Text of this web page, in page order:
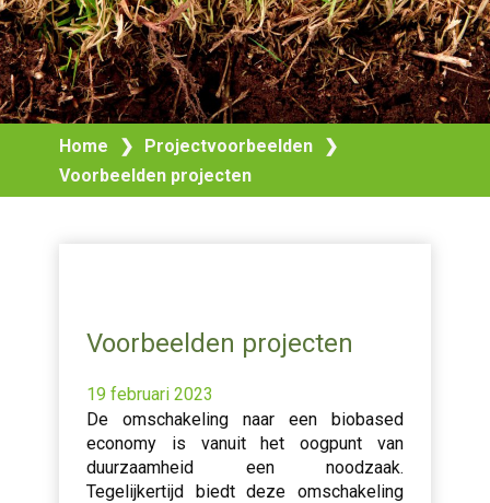
Home ❯ Projectvoorbeelden
❯
Voorbeelden projecten
Voorbeelden projecten
19 februari 2023
De omschakeling naar een biobased
economy is vanuit het oogpunt van
duurzaamheid een noodzaak.
Tegelijkertijd biedt deze omschakeling